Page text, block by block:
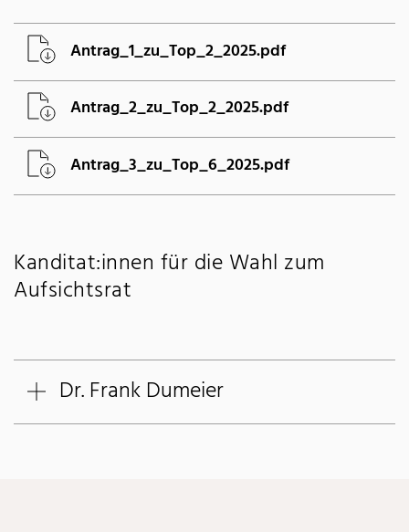
Antrag_1_zu_Top_2_2025.pdf
Antrag_2_zu_Top_2_2025.pdf
Antrag_3_zu_Top_6_2025.pdf
Kanditat:innen für die Wahl zum
Aufsichtsrat
Dr. Frank Dumeier